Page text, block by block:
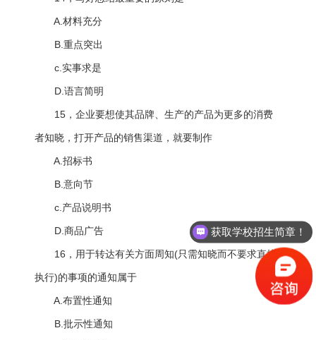
A.材料充分
B.重点突出
c.实事求是
D.语言简明
15，企业要想使其品牌、生产的产品为更多的消费
者知晓，打开产品的销售渠道，就要制作
A.招标书
B.意向节
c.产品说明书
D.商品广告
16，用于转达有关方面周知(只需知晓而不要求直接
执行)的事项的通知属于
A.布置性通知
B.批示性通知
获取学校招生简章！